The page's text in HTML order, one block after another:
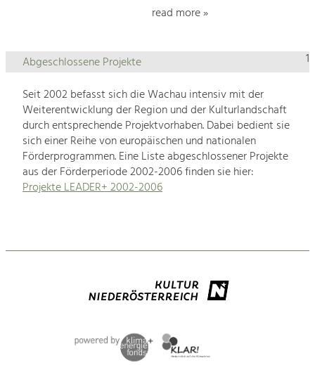
read more »
1
Abgeschlossene Projekte
Seit 2002 befasst sich die Wachau intensiv mit der
Weiterentwicklung der Region und der Kulturlandschaft
durch entsprechende Projektvorhaben. Dabei bedient sie
sich einer Reihe von europäischen und nationalen
Förderprogrammen. Eine Liste abgeschlossener Projekte
aus der Förderperiode 2002-2006 finden sie hier:
Projekte LEADER+ 2002-2006